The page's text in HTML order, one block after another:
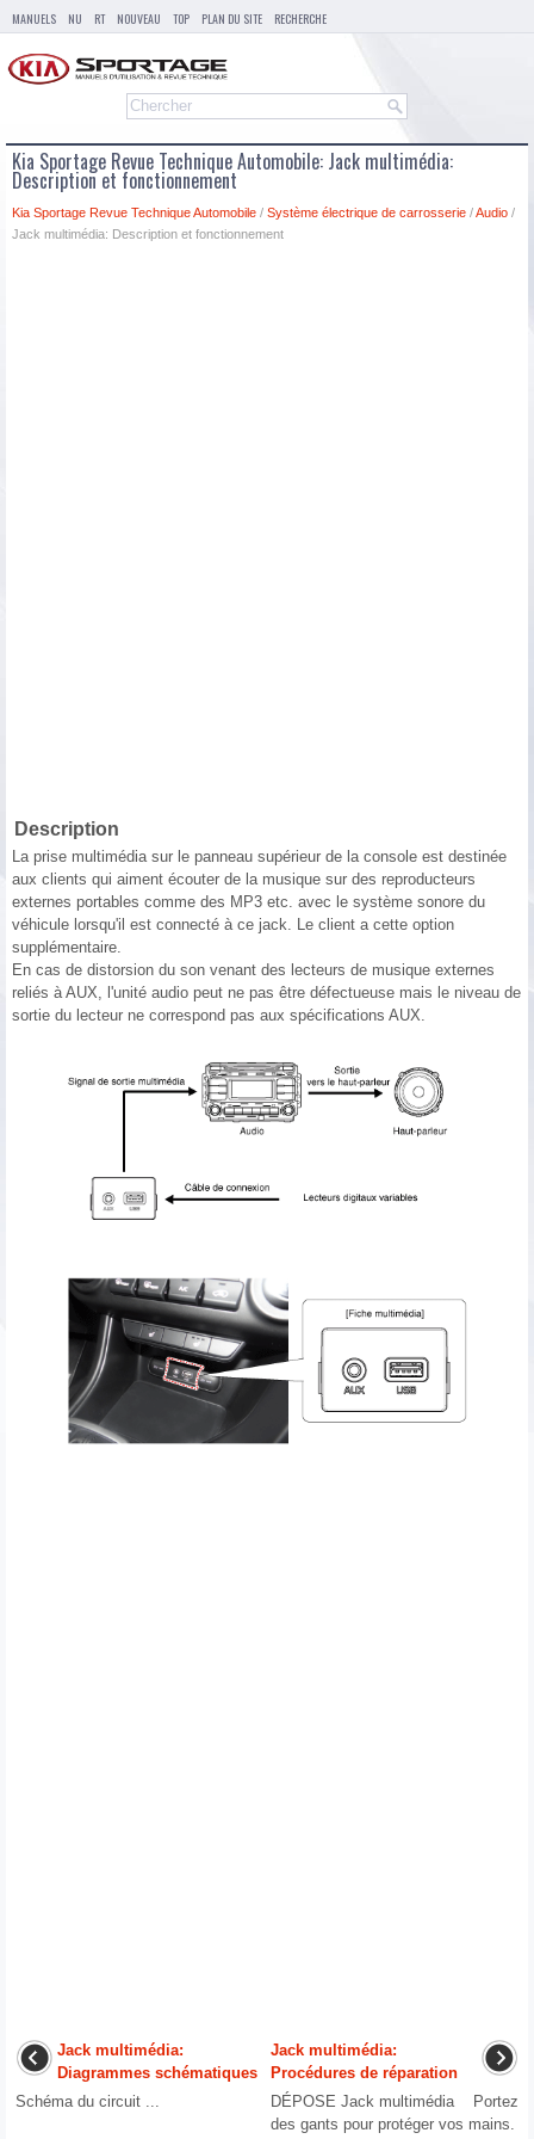
MANUELS NU RT NOUVEAU TOP PLAN DU SITE RECHERCHE
Kia Sportage Revue Technique Automobile: Jack multimédia:
Description et fonctionnement
Kia Sportage Revue Technique Automobile / Système électrique de carrosserie /Audio /
Jack multimédia: Description et fonctionnement
Description
La prise multimédia sur le panneau supérieur de la console est destinée
aux clients qui aiment écouter de la musique sur des reproducteurs
externes portables comme des MP3 etc. avec le système sonore du
véhicule lorsqu'il est connecté à ce jack. Le client a cette option
supplémentaire.
En cas de distorsion du son venant des lecteurs de musique externes
reliés à AUX, l'unité audio peut ne pas être défectueuse mais le niveau de
sortie du lecteur ne correspond pas aux spécifications AUX.
Jack multimédia:
Diagrammes schématiques
Schéma du circuit ...
Jack multimédia:
Procédures de réparation
DÉPOSE Jack multimédia Portez
des gants pour protéger vos mains.